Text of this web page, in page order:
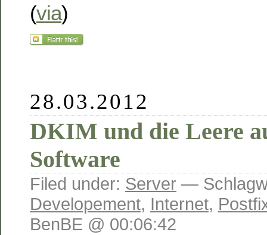
(via)
28.03.2012
DKIM und die Leere
Software
Filed under: Server —
Developement, Internet,
BenBE @ 00:06:42